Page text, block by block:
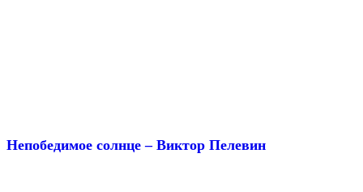
Непобедимое солнце – Виктор Пелевин